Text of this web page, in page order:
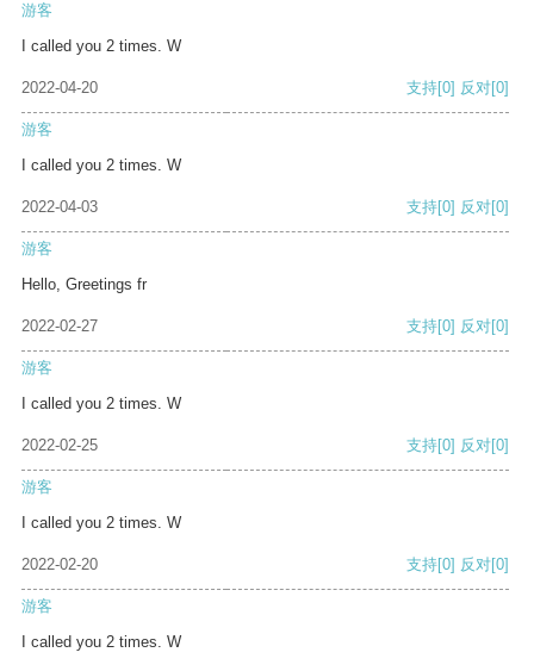
游客
I called you 2 times. W
2022-04-20 支持[0] 反对[0]
游客
I called you 2 times. W
2022-04-03 支持[0] 反对[0]
游客
Hello, Greetings fr
2022-02-27 支持[0] 反对[0]
游客
I called you 2 times. W
2022-02-25 支持[0] 反对[0]
游客
I called you 2 times. W
2022-02-20 支持[0] 反对[0]
游客
I called you 2 times. W